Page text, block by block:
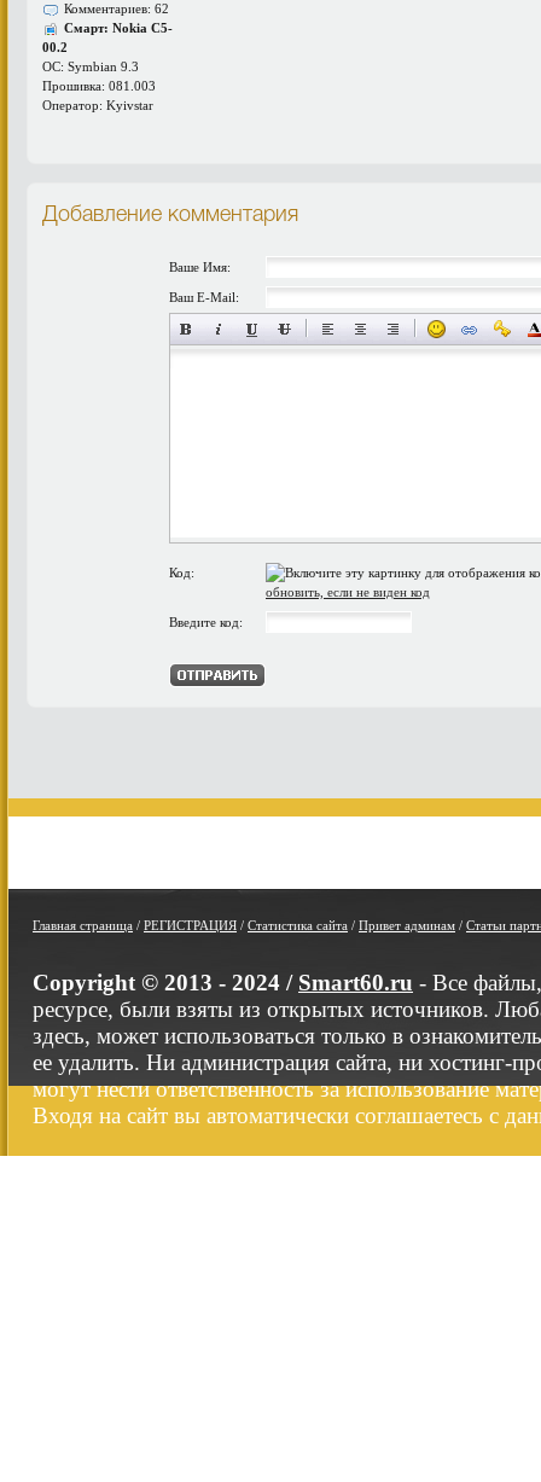
Комментариев: 62
Смарт: Nokia C5-
00.2
ОС: Symbian 9.3
Прошивка: 081.003
Оператор: Kyivstar
Добавление комментария
Ваше Имя:
Ваш E-Mail:
Код:
обновить, если не виден код
Введите код:
Главная страница / РЕГИСТРАЦИЯ / Статистика сайта / Привет админам / Статьи
Copyright © 2013 - 2024 / Smart60.ru - Все
ресурсе, были взяты из открытых источников.
здесь, может использоваться только в
ее удалить. Ни администрация сайта, ни хостинг-
могут нести ответственность за использование
Входя на сайт вы автоматически соглашаетесь с